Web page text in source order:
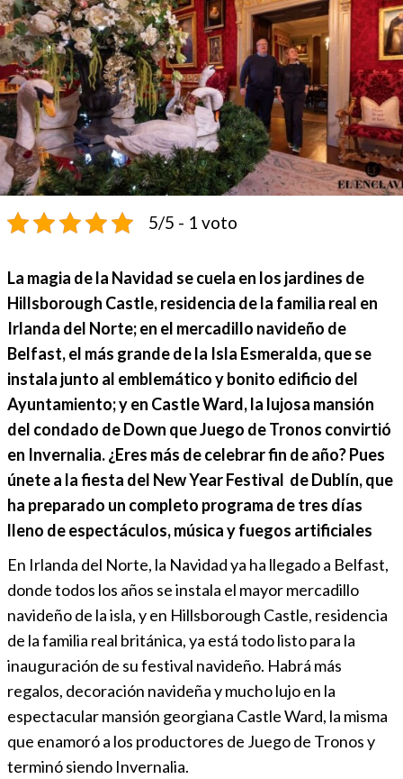
5/5 - 1 voto
La magia de la Navidad se cuela en los jardines de
Hillsborough Castle, residencia de la familia real en
Irlanda del Norte; en el mercadillo navideño de
Belfast, el más grande de la Isla Esmeralda, que se
instala junto al emblemático y bonito edificio del
Ayuntamiento; y en Castle Ward, la lujosa mansión
del condado de Down que Juego de Tronos convirtió
en Invernalia. ¿Eres más de celebrar fin de año? Pues
únete a la fiesta del New Year Festival de Dublín, que
ha preparado un completo programa de tres días
lleno de espectáculos, música y fuegos artificiales
En Irlanda del Norte, la Navidad ya ha llegado a Belfast,
donde todos los años se instala el mayor mercadillo
navideño de la isla, y en Hillsborough Castle, residencia
de la familia real británica, ya está todo listo para la
inauguración de su festival navideño. Habrá más
regalos, decoración navideña y mucho lujo en la
espectacular mansión georgiana Castle Ward, la misma
que enamoró a los productores de Juego de Tronos y
terminó siendo Invernalia.